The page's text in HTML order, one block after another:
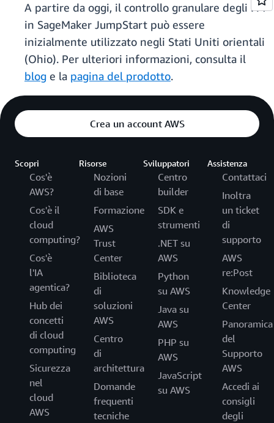
A partire da oggi, il controllo granulare degli FM
in SageMaker JumpStart può essere
inizialmente utilizzato negli Stati Uniti orientali
(Ohio). Per ulteriori informazioni, consulta il
blog e la pagina del prodotto.
Crea un account AWS
Scopri
Cos'è
AWS?
Cos'è il
cloud
computing?
Cos'è
l'IA
agentica?
Hub dei
concetti
di cloud
computing
Sicurezza
nel
cloud
AWS
Risorse
Nozioni
di base
Formazione
AWS
Trust
Center
Biblioteca
di
soluzioni
AWS
Centro
di
architettura
Domande
frequenti
tecniche
Sviluppatori
Centro
builder
SDK e
strumenti
.NET su
AWS
Python
su AWS
Java su
AWS
PHP su
AWS
JavaScript
su AWS
Assistenza
Contattaci
Inoltra
un ticket
di
supporto
AWS
re:Post
Knowledge
Center
Panoramica
del
Supporto
AWS
Accedi ai
consigli
degli